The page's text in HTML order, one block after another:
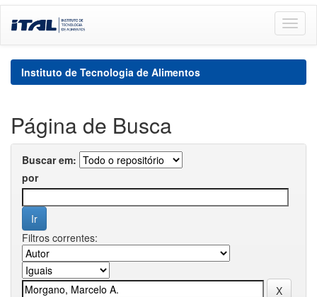
navigation
Instituto de Tecnologia de Alimentos
Página de Busca
Buscar em:
por
Filtros correntes: